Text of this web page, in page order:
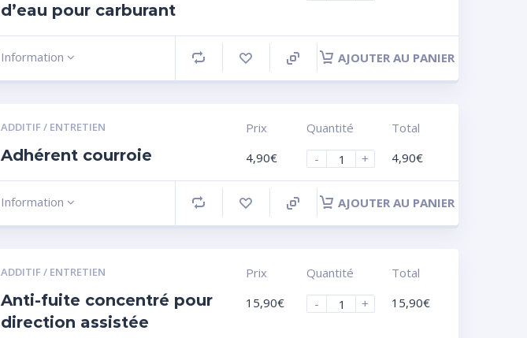
d’eau pour carburant
Information AJOUTER AU PANIER
ADDITIF / ENTRETIEN
Adhérent courroie
Prix
4,90€
Quantité
-
+
Total
4,90€
Information AJOUTER AU PANIER
ADDITIF / ENTRETIEN
Anti-fuite concentré pour
direction assistée
Prix
15,90€
Quantité
-
+
Total
15,90€